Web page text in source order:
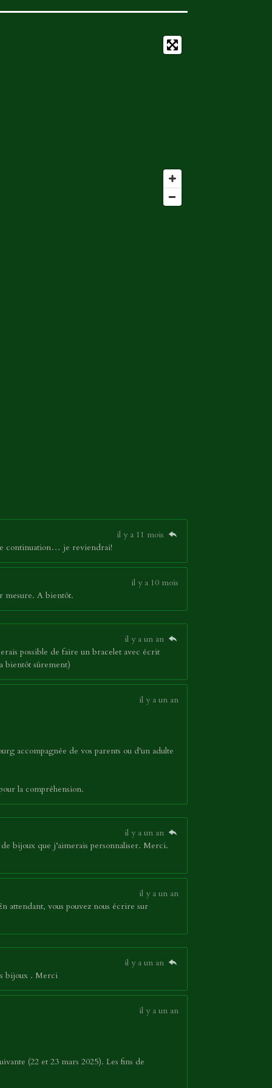
il y a 11 mois
continuation… je reviendrai!
il y a 10 mois
mesure. A bientôt.
il y a un an
possible de faire un bracelet avec écrit
bientôt sûrement)
il y a un an
accompagnée de vos parents ou d'un adulte
la compréhension.
il y a un an
bijoux que j’aimerais personnaliser. Merci.
il y a un an
attendant, vous pouvez nous écrire sur
il y a un an
bijoux . Merci
il y a un an
(22 et 23 mars 2025). Les fins de